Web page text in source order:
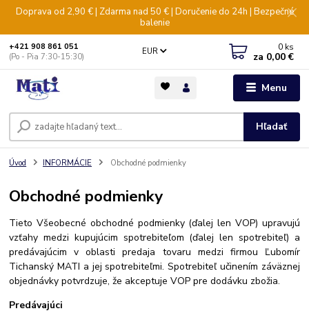
Doprava od 2,90 € | Zdarma nad 50 € | Doručenie do 24h | Bezpečné
balenie
Menu
EUR
Hľadať
+421 908 861 051
(Po - Pia 7:30-15:30)
0 ks
za 0,00 €
Úvod INFORMÁCIE Obchodné podmienky
Obchodné podmienky
Tieto Všeobecné obchodné podmienky (ďalej len VOP) upravujú
vzťahy medzi kupujúcim spotrebiteľom (ďalej len spotrebiteľ) a
predávajúcim v oblasti predaja tovaru medzi firmou Ľubomír
Tichanský MATI a jej spotrebiteľmi. Spotrebiteľ učinením záväznej
objednávky potvrdzuje, že akceptuje VOP pre dodávku zbožia.
Predávajúci